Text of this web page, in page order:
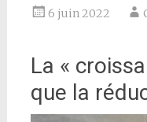
6 juin 2022
La «
que la